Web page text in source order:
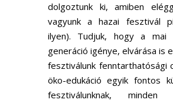
dolgoztunk ki, amiben
vagyunk a hazai fesztivál
ilyen). Tudjuk, hogy a
generáció igénye, elvárása is
fesztiválunk fenntarthatósági
öko-edukáció egyik fontos
fesztiválunknak, minden